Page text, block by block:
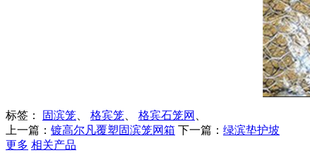
标签： 固滨笼 格宾笼 格宾石笼网
上一篇： 镀高尔凡覆塑固滨笼网箱 下一篇： 绿滨垫护坡
更多 相关产品